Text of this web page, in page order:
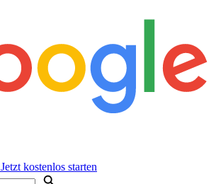
Jetzt kostenlos starten